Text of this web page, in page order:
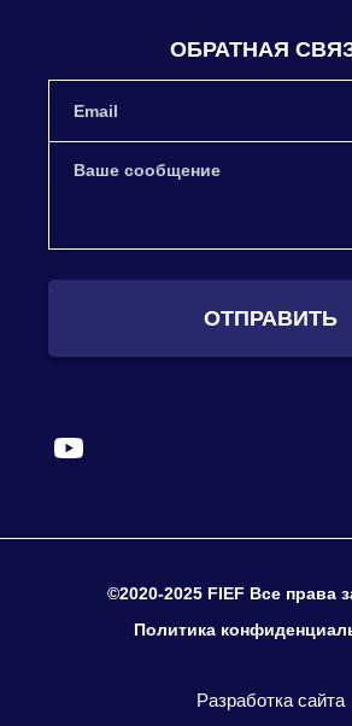
ОБРАТНАЯ
ОТПРАВИТЬ
©2020-2025 FIEF Все права
Политика
Разработка сайта